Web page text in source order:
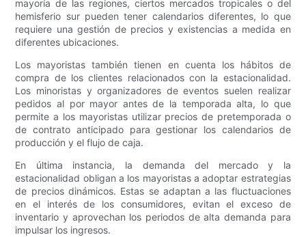
mayoría de las regiones, ciertos mercados tropicales o del
hemisferio sur pueden tener calendarios diferentes, lo que
requiere una gestión de precios y existencias a medida en
diferentes ubicaciones.
Los mayoristas también tienen en cuenta los hábitos de
compra de los clientes relacionados con la estacionalidad.
Los minoristas y organizadores de eventos suelen realizar
pedidos al por mayor antes de la temporada alta, lo que
permite a los mayoristas utilizar precios de pretemporada o
de contrato anticipado para gestionar los calendarios de
producción y el flujo de caja.
En última instancia, la demanda del mercado y la
estacionalidad obligan a los mayoristas a adoptar estrategias
de precios dinámicos. Estas se adaptan a las fluctuaciones
en el interés de los consumidores, evitan el exceso de
inventario y aprovechan los periodos de alta demanda para
impulsar los ingresos.